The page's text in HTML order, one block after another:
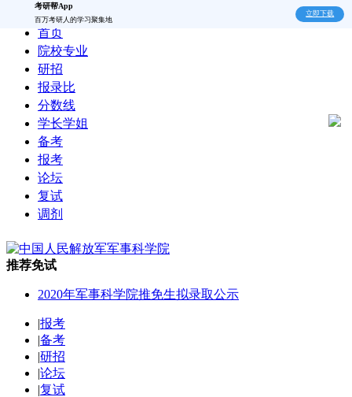
考研帮App
百万考研人的学习聚集地
立即下载
首页
院校专业
研招
报录比
分数线
学长学姐
备考
报考
论坛
复试
调剂
推荐免试
2020年军事科学院推免生拟录取公示
|报考
|备考
|研招
|论坛
|复试